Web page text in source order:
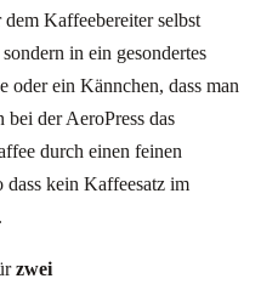
Kaffeebereiter selbst
in ein gesondertes
oder ein Kännchen, dass man
der AeroPress das
durch einen feinen
dass kein Kaffeesatz im
zwei